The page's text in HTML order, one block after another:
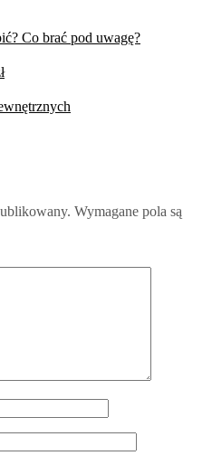
Co brać pod uwagę?
Wymagane pola są